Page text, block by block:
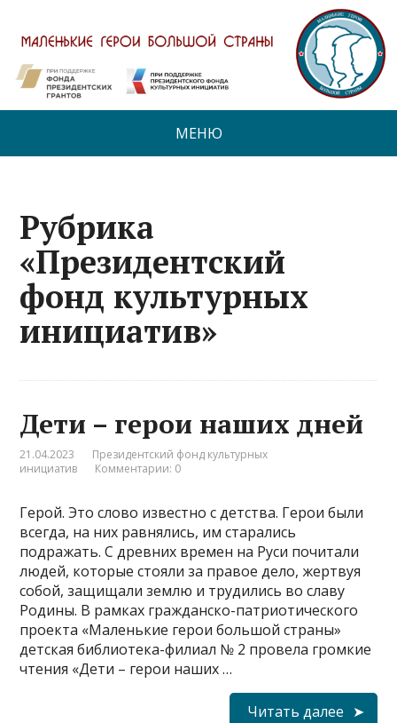
МЕНЮ
Рубрика
«Президентский
фонд культурных
инициатив»
Дети – герои наших дней
21.04.2023
Президентский фонд культурных
инициатив
Комментарии: 0
Герой. Это слово известно с детства. Герои были
всегда, на них равнялись, им старались
подражать. С древних времен на Руси почитали
людей, которые стояли за правое дело, жертвуя
собой, защищали землю и трудились во славу
Родины. В рамках гражданско-патриотического
проекта «Маленькие герои большой страны»
детская библиотека-филиал № 2 провела громкие
чтения «Дети – герои наших …
Читать далее